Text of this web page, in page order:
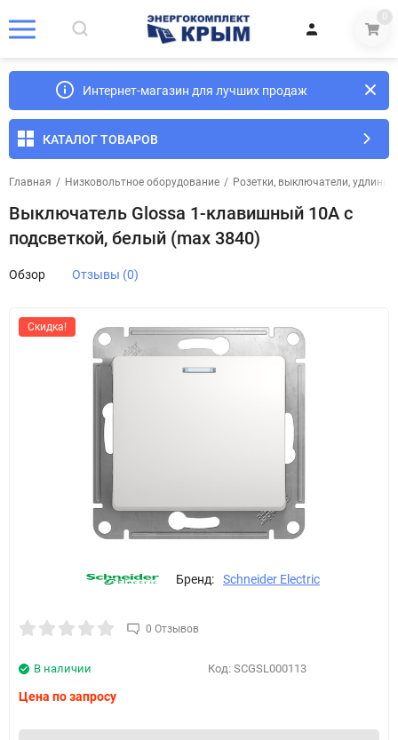
0
Интернет-магазин для лучших продаж
КАТАЛОГ ТОВАРОВ
Главная / Низковольтное оборудование / Розетки, выключатели,
Выключатель Glossa 1-клавишный 10А с
подсветкой, белый (max 3840)
Обзор Отзывы (0)
Скидка!
Бренд: Schneider Electric
0 Отзывов
Код: SCGSL000113
В наличии
Цена по запросу